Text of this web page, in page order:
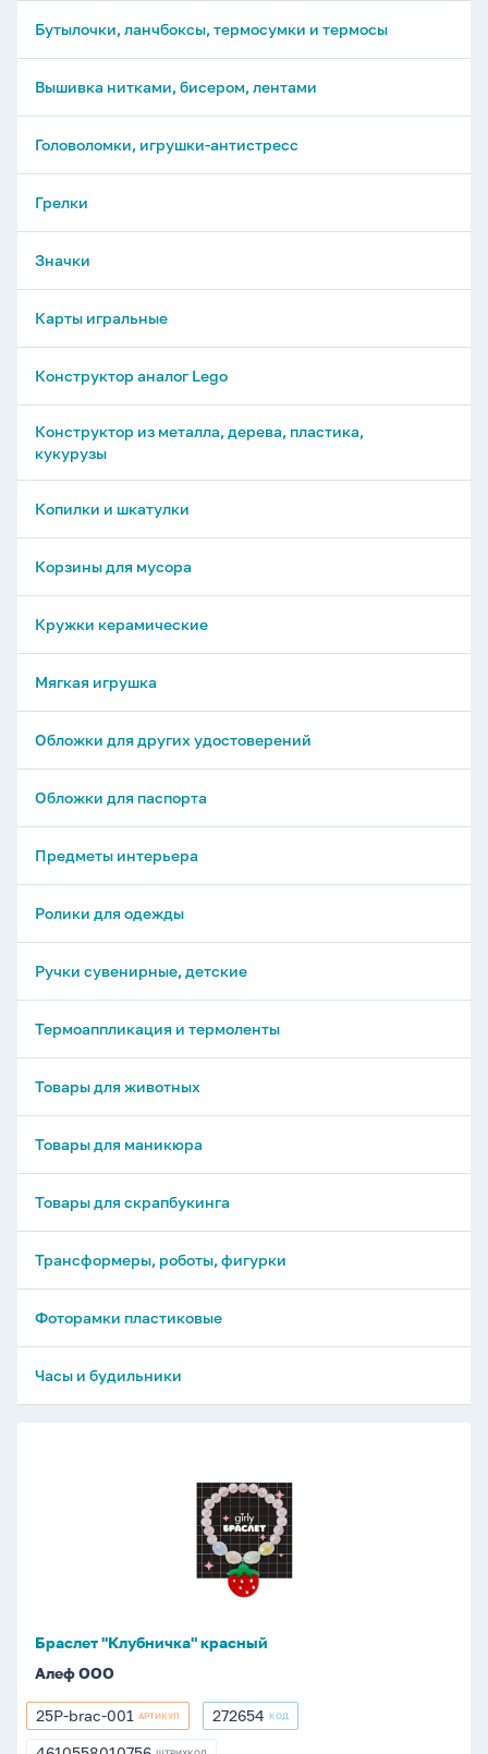
Бутылочки, ланчбоксы, термосумки и термосы
Вышивка нитками, бисером, лентами
Головоломки, игрушки-антистресс
Грелки
Значки
Карты игральные
Конструктор аналог Lego
Конструктор из металла, дерева, пластика,
кукурузы
Копилки и шкатулки
Корзины для мусора
Кружки керамические
Мягкая игрушка
Обложки для других удостоверений
Обложки для паспорта
Предметы интерьера
Ролики для одежды
Ручки сувенирные, детские
Термоаппликация и термоленты
Товары для животных
Товары для маникюра
Товары для скрапбукинга
Трансформеры, роботы, фигурки
Фоторамки пластиковые
Часы и будильники
Браслет "Клубничка" красный
Алеф ООО
25P-
brac-
25P-brac-001 АРТИКУЛ 272654
272654 КОД